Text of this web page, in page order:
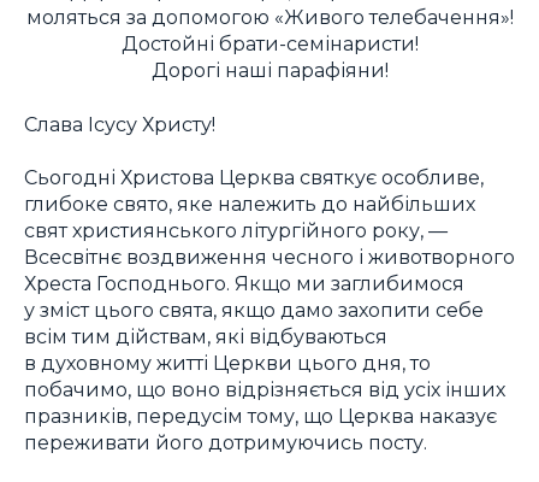
моляться за допомогою «Живого телебачення»!
Достойні брати-семінаристи!
Дорогі наші парафіяни!
Слава Ісусу Христу!
Сьогодні Христова Церква святкує особливе,
глибоке свято, яке належить до найбільших
свят християнського літургійного року, —
Всесвітнє воздвиження чесного і животворного
Хреста Господнього. Якщо ми заглибимося
у зміст цього свята, якщо дамо захопити себе
всім тим дійствам, які відбуваються
в духовному житті Церкви цього дня, то
побачимо, що воно відрізняється від усіх інших
празників, передусім тому, що Церква наказує
переживати його дотримуючись посту.